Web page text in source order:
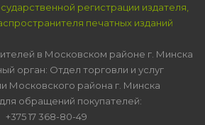
регистрации издателя,
печатных изданий
в Московском районе г. Минска
орган: Отдел торговли и услуг
Московского района г. Минска
обращений покупателей:
+375 17 368-80-49